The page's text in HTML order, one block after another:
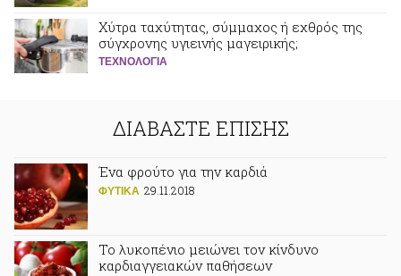
Χύτρα ταχύτητας, σύμμαχος ή εχθρός της
σύγχρονης υγιεινής μαγειρικής;
ΤΕΧΝΟΛΟΓΙΑ
ΔΙΑΒΑΣΤΕ ΕΠΙΣΗΣ
Ένα φρούτο για την καρδιά
ΦΥΤΙΚA 29.11.2018
Το λυκοπένιο μειώνει τον κίνδυνο
καρδιαγγειακών παθήσεων